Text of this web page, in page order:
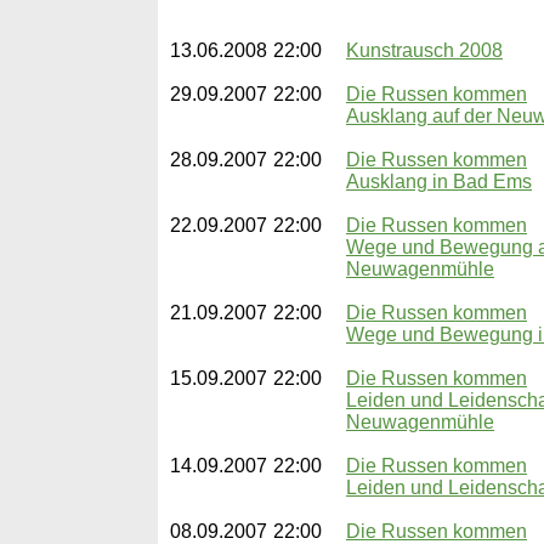
13.06.2008 22:00 Kunstrausch 2008
29.09.2007 22:00
Die Russen kommen
Ausklang auf der
28.09.2007 22:00
Die Russen kommen
Ausklang in Bad Ems
22.09.2007 22:00
Die Russen kommen
Wege und Bewegung
Neuwagenmühle
21.09.2007 22:00
Die Russen kommen
Wege und Bewegung
15.09.2007 22:00
Die Russen kommen
Leiden und
Neuwagenmühle
14.09.2007 22:00
Die Russen kommen
Leiden und
08.09.2007 22:00
Die Russen kommen